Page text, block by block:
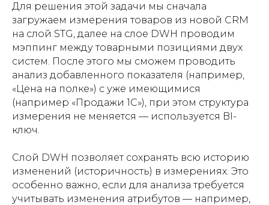
Для решения этой задачи мы сначала
загружаем измерения товаров из новой CRM
на слой STG, далее на слое DWH проводим
мэппинг между товарными позициями двух
систем. После этого мы сможем проводить
анализ добавленного показателя (например,
«Цена на полке») с уже имеющимися
(например «Продажи 1С»), при этом структура
измерения не меняется — используется BI-
ключ.
Слой DWH позволяет сохранять всю историю
изменений (историчность) в измерениях. Это
особенно важно, если для анализа требуется
учитывать изменения атрибутов — например,